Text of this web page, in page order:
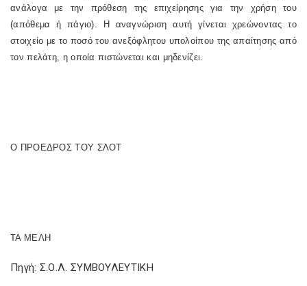
ανάλογα με την πρόθεση της επιχείρησης για την χρήση του
(απόθεμα ή πάγιο). Η αναγνώριση αυτή γίνεται χρεώνοντας το
στοιχείο με το ποσό του ανεξόφλητου υπολοίπου της απαίτησης από
τον πελάτη, η οποία πιστώνεται και μηδενίζει.
Ο ΠΡΟΕΔΡΟΣ ΤΟΥ ΣΛΟΤ
ΤΑ ΜΕΛΗ
Πηγή: Σ.Ο.Λ. ΣΥΜΒΟΥΛΕΥΤΙΚΗ